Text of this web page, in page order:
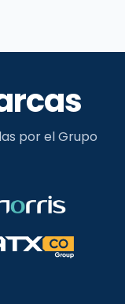
por el Grupo